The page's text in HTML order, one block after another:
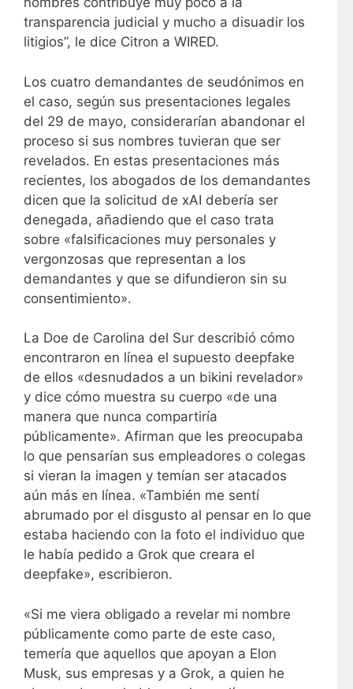
transparencia judicial y mucho a disuadir los
litigios”, le dice Citron a WIRED.
Los cuatro demandantes de seudónimos en
el caso, según sus presentaciones legales
del 29 de mayo, considerarían abandonar el
proceso si sus nombres tuvieran que ser
revelados. En estas presentaciones más
recientes, los abogados de los demandantes
dicen que la solicitud de xAI debería ser
denegada, añadiendo que el caso trata
sobre «falsificaciones muy personales y
vergonzosas que representan a los
demandantes y que se difundieron sin su
consentimiento».
La Doe de Carolina del Sur describió cómo
encontraron en línea el supuesto deepfake
de ellos «desnudados a un bikini revelador»
y dice cómo muestra su cuerpo «de una
manera que nunca compartiría
públicamente». Afirman que les preocupaba
lo que pensarían sus empleadores o colegas
si vieran la imagen y temían ser atacados
aún más en línea. «También me sentí
abrumado por el disgusto al pensar en lo que
estaba haciendo con la foto el individuo que
le había pedido a Grok que creara el
deepfake», escribieron.
«Si me viera obligado a revelar mi nombre
públicamente como parte de este caso,
temería que aquellos que apoyan a Elon
Musk, sus empresas y a Grok, a quien he